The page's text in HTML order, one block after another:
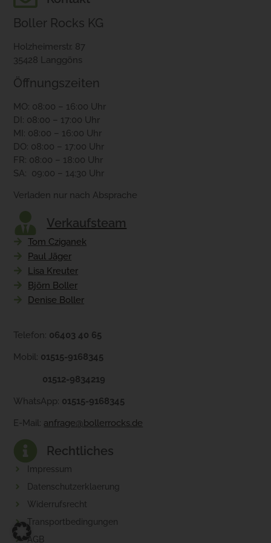
Boller Rocks KG
Holzheimerstr. 87
35428 Langgöns
Öffnungszeiten
MO: 08:00 – 16:00 Uhr
DI: 08:00 – 17:00 Uhr
MI: 08:00 – 16:00 Uhr
DO: 08:00 – 17:00 Uhr
FR: 08:00 – 18:00 Uhr
SA: 09:00 – 14:30 Uhr
Verladen nur nach Absprache
Verkaufsteam
Tom Cziganek
Paul Jäger
Lisa Kreuter
Björn Boller
Denise Boller
Telefon: 06403 40 65
Mobil: 01515-9168345
01512-9834219
WhatsApp: 01515-9168345
E-Mail: anfrage@bollerrocks.de
Rechtliches
Impressum
Datenschutzerklaerung
Widerrufsrecht
Transportbedingungen
AGB